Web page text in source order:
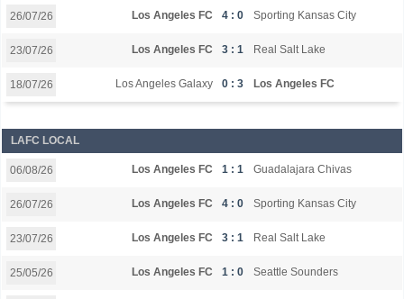
26/07/26 Los Angeles FC 4 : 0 Sporting Kansas City
23/07/26 Los Angeles FC 3 : 1 Real Salt Lake
18/07/26 Los Angeles Galaxy 0 : 3 Los Angeles FC
LAFC LOCAL
06/08/26 Los Angeles FC 1 : 1 Guadalajara Chivas
26/07/26 Los Angeles FC 4 : 0 Sporting Kansas City
23/07/26 Los Angeles FC 3 : 1 Real Salt Lake
25/05/26 Los Angeles FC 1 : 0 Seattle Sounders